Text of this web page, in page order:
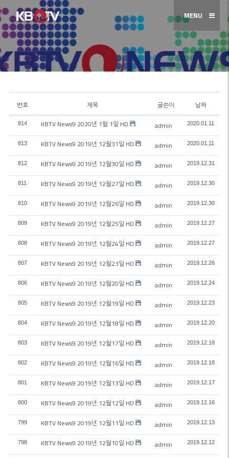
MENU
번호 제목 글쓴이 날짜
814 KBTV News9 2020년 1월 1일 HD admin 2020.01.11
813 KBTV News9 2019년 12월31일 HD admin 2020.01.11
812 KBTV News9 2019년 12월30일 HD admin 2019.12.31
811 KBTV News9 2019년 12월27일 HD admin 2019.12.30
810 KBTV News9 2019년 12월26일 HD admin 2019.12.30
809 KBTV News9 2019년 12월25일 HD admin 2019.12.27
808 KBTV News9 2019년 12월24일 HD admin 2019.12.27
807 KBTV News9 2019년 12월23일 HD admin 2019.12.26
806 KBTV News9 2019년 12월20일 HD admin 2019.12.24
805 KBTV News9 2019년 12월19일 HD admin 2019.12.23
804 KBTV News9 2019년 12월18일 HD admin 2019.12.20
803 KBTV News9 2019년 12월17일 HD admin 2019.12.18
802 KBTV News9 2019년 12월16일 HD admin 2019.12.18
801 KBTV News9 2019년 12월13일 HD admin 2019.12.17
800 KBTV News9 2019년 12월12일 HD admin 2019.12.16
799 KBTV News9 2019년 12월11일 HD admin 2019.12.13
798 KBTV News9 2019년 12월10일 HD admin 2019.12.12